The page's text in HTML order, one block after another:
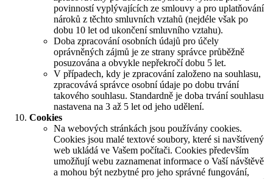
povinností vyplývajících ze smlouvy a pro uplatňování
nároků z těchto smluvních vztahů (nejdéle však po
dobu 10 let od ukončení smluvního vztahu).
Doba zpracování osobních údajů pro účely
oprávněných zájmů je ze strany správce průběžně
posuzována a obvykle nepřekročí dobu 5 let.
V případech, kdy je zpracování založeno na souhlasu,
zpracovává správce osobní údaje po dobu trvání
takového souhlasu. Standardně je doba trvání souhlasu
nastavena na 3 až 5 let od jeho udělení.
Cookies
Na webových stránkách jsou používány cookies.
Cookies jsou malé textové soubory, které si navštívený
web ukládá ve Vašem počítači. Cookies především
umožňují webu zaznamenat informace o Vaší návštěvě
a mohou být nezbytné pro jeho správné fungování,